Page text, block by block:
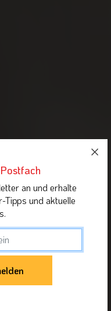
an und erhalte
Tipps und aktuelle